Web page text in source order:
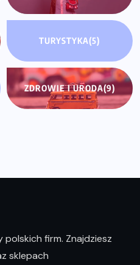
TURYSTYKA(5)
ZDROWIE I URODA(9)
firm. Znajdziesz
sklepach